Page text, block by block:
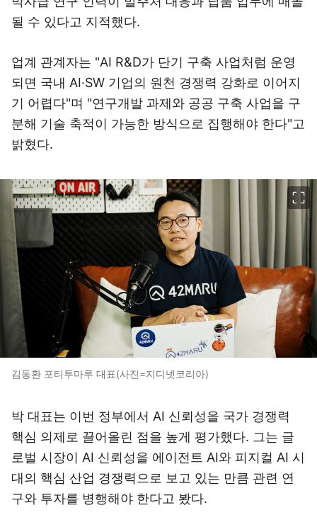
될 수 있다고 지적했다.
업계 관계자는 "AI R&D가 단기 구축 사업처럼 운영
되면 국내 AI·SW 기업의 원천 경쟁력 강화로 이어지
기 어렵다"며 "연구개발 과제와 공공 구축 사업을 구
분해 기술 축적이 가능한 방식으로 집행해야 한다"고
밝혔다.
김동환 포티투마루 대표(사진=지디넷코리아)
박 대표는 이번 정부에서 AI 신뢰성을 국가 경쟁력
핵심 의제로 끌어올린 점을 높게 평가했다. 그는 글
로벌 시장이 AI 신뢰성을 에이전트 AI와 피지컬 AI 시
대의 핵심 산업 경쟁력으로 보고 있는 만큼 관련 연
구와 투자를 병행해야 한다고 봤다.